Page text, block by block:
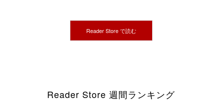
Reader Store で読む
Reader Store 週間ランキング